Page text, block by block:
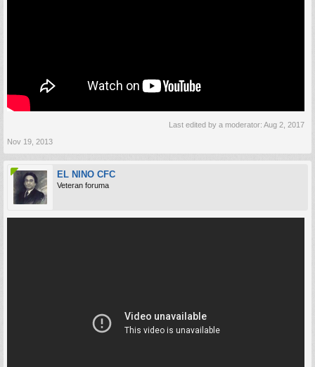
Last edited by a moderator: Aug 2, 2017
Nov 19, 2013
EL NINO CFC
Veteran foruma